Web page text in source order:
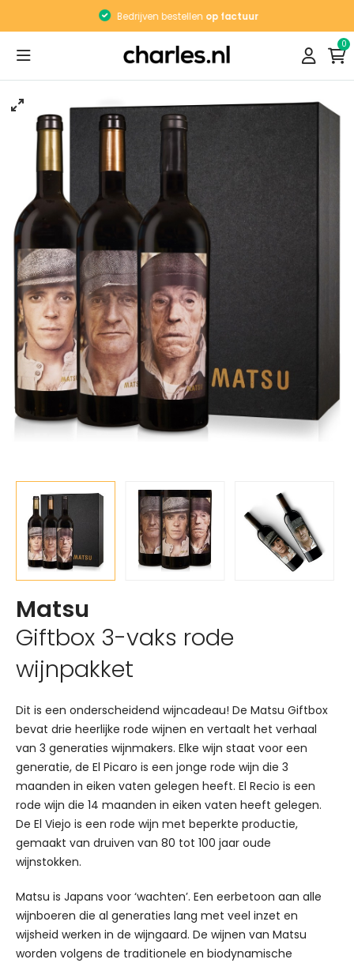
Bedrijven bestellen op factuur
0
Matsu
Giftbox 3-vaks rode
wijnpakket
Dit is een onderscheidend wijncadeau! De Matsu Giftbox
bevat drie heerlijke rode wijnen en vertaalt het verhaal
van 3 generaties wijnmakers. Elke wijn staat voor een
generatie, de El Picaro is een jonge rode wijn die 3
maanden in eiken vaten gelegen heeft. El Recio is een
rode wijn die 14 maanden in eiken vaten heeft gelegen.
De El Viejo is een rode wijn met beperkte productie,
gemaakt van druiven van 80 tot 100 jaar oude
wijnstokken.
Matsu is Japans voor ‘wachten’. Een eerbetoon aan alle
wijnboeren die al generaties lang met veel inzet en
wijsheid werken in de wijngaard. De wijnen van Matsu
worden volgens de traditionele en biodynamische